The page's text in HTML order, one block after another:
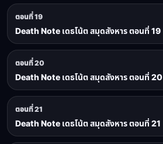
ตอนที่ 19
Death Note เดธโน้ต สมุดสังหาร ตอนที่ 19
ตอนที่ 20
Death Note เดธโน้ต สมุดสังหาร ตอนที่ 20
ตอนที่ 21
Death Note เดธโน้ต สมุดสังหาร ตอนที่ 21